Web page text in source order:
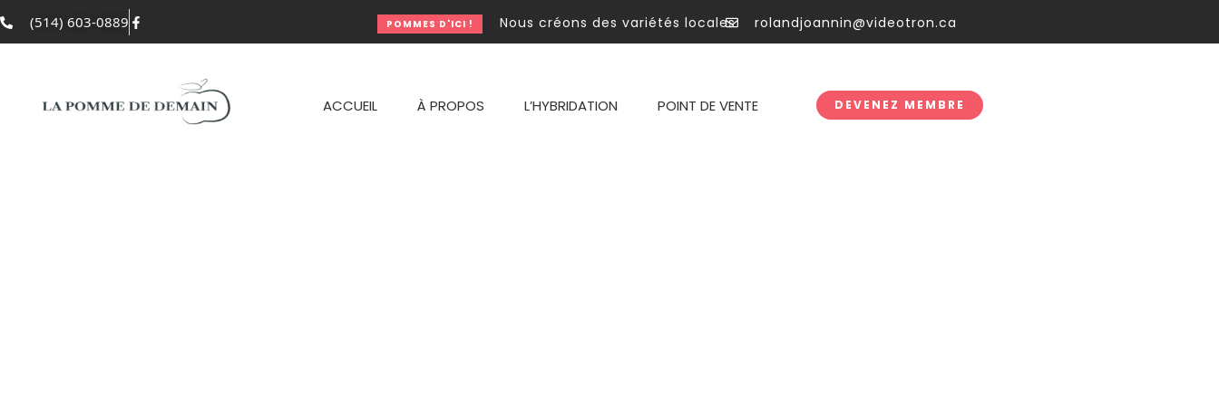
(514) 603-0889 POMMES D'ICI ! Nous créons des variétés locales et délicieusesrolandjoannin@videotron.ca
ACCUEIL À PROPOS L’HYBRIDATION POINT DE VENTE DEVENEZ MEMBRE